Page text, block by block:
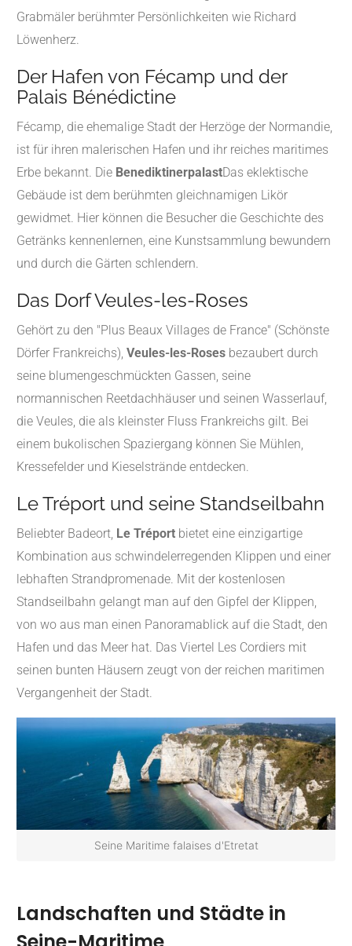
Grabmäler berühmter Persönlichkeiten wie Richard
Löwenherz.
Der Hafen von Fécamp und der
Palais Bénédictine
Fécamp, die ehemalige Stadt der Herzöge der Normandie,
ist für ihren malerischen Hafen und ihr reiches maritimes
Erbe bekannt. Die BenediktinerpalastDas eklektische
Gebäude ist dem berühmten gleichnamigen Likör
gewidmet. Hier können die Besucher die Geschichte des
Getränks kennenlernen, eine Kunstsammlung bewundern
und durch die Gärten schlendern.
Das Dorf Veules-les-Roses
Gehört zu den "Plus Beaux Villages de France" (Schönste
Dörfer Frankreichs), Veules-les-Roses bezaubert durch
seine blumengeschmückten Gassen, seine
normannischen Reetdachhäuser und seinen Wasserlauf,
die Veules, die als kleinster Fluss Frankreichs gilt. Bei
einem bukolischen Spaziergang können Sie Mühlen,
Kressefelder und Kieselstrände entdecken.
Le Tréport und seine Standseilbahn
Beliebter Badeort, Le Tréport bietet eine einzigartige
Kombination aus schwindelerregenden Klippen und einer
lebhaften Strandpromenade. Mit der kostenlosen
Standseilbahn gelangt man auf den Gipfel der Klippen,
von wo aus man einen Panoramablick auf die Stadt, den
Hafen und das Meer hat. Das Viertel Les Cordiers mit
seinen bunten Häusern zeugt von der reichen maritimen
Vergangenheit der Stadt.
Seine Maritime falaises d'Etretat
Landschaften und Städte in